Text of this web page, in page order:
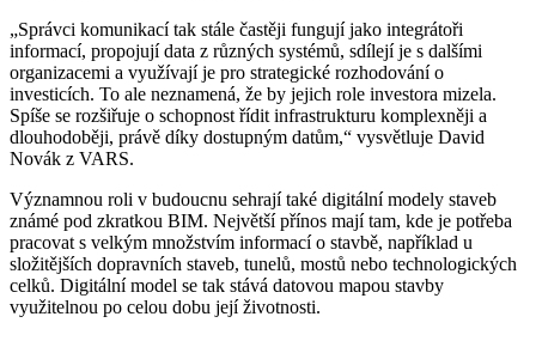
„Správci komunikací tak stále častěji fungují jako integrátoři
informací, propojují data z různých systémů, sdílejí je s dalšími
organizacemi a využívají je pro strategické rozhodování o
investicích. To ale neznamená, že by jejich role investora mizela.
Spíše se rozšiřuje o schopnost řídit infrastrukturu komplexněji a
dlouhodoběji, právě díky dostupným datům,“ vysvětluje David
Novák z VARS.
Významnou roli v budoucnu sehrají také digitální modely staveb
známé pod zkratkou BIM. Největší přínos mají tam, kde je potřeba
pracovat s velkým množstvím informací o stavbě, například u
složitějších dopravních staveb, tunelů, mostů nebo technologických
celků. Digitální model se tak stává datovou mapou stavby
využitelnou po celou dobu její životnosti.